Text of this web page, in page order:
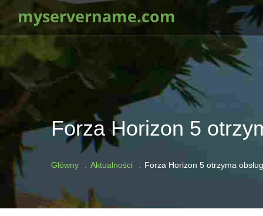
myservername.com
Forza Horizon 5
Główny Aktualności Forza Horizon 5 otrzyma